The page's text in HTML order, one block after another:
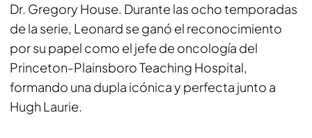
Dr. Gregory House. Durante las ocho temporadas
de la serie, Leonard se ganó el reconocimiento
por su papel como el jefe de oncología del
Princeton-Plainsboro Teaching Hospital,
formando una dupla icónica y perfecta junto a
Hugh Laurie.